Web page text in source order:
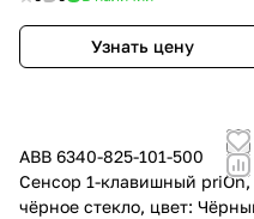
Узнать цену
ABB 6340-825-101-500
Сенсор 1-клавишный priOn,
чёрное стекло, цвет: